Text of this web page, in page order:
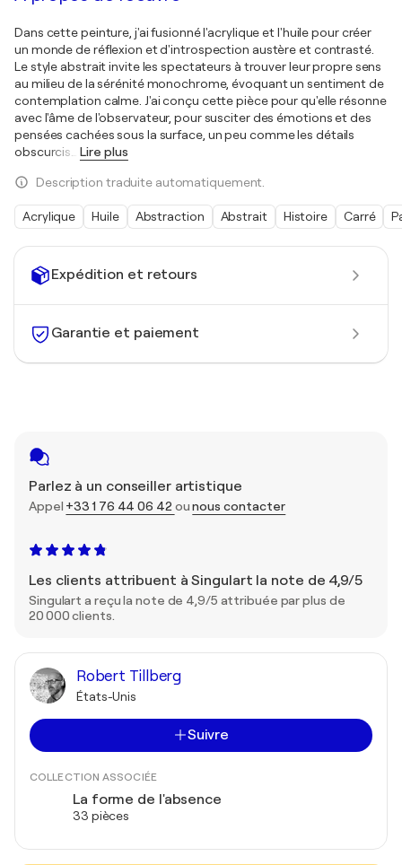
Expédition et retours
Garantie et paiement
Parlez à un conseiller artistique
Appel +33 1 76 44 06 42 ounous contacter
Les clients attribuent à Singulart la note de 4,9/5
Singulart a reçu la note de 4,9/5 attribuée par plus de
20 000 clients.
Robert Tillberg
États-Unis
Suivre
COLLECTION ASSOCIÉE
La forme de l'absence
33 pièces
Dans cette peinture, j'ai fusionné l'acrylique et l'huile pour créer
un monde de réflexion et d'introspection austère et contrasté.
Le style abstrait invite les spectateurs à trouver leur propre sens
au milieu de la sérénité monochrome, évoquant un sentiment de
contemplation calme. J'ai conçu cette pièce pour qu'elle résonne
avec l'âme de l'observateur, pour susciter des émotions et des
pensées cachées sous la surface, un peu comme les détails
obscurcis
Lire plus
Description traduite automatiquement.
Acrylique Huile Abstraction Abstrait Histoire Carré